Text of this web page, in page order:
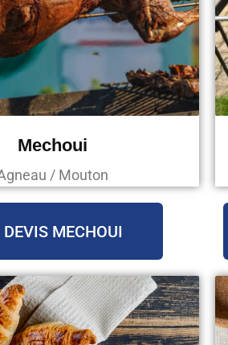
Mechoui
/ Mouton
DEVIS MECHOUI